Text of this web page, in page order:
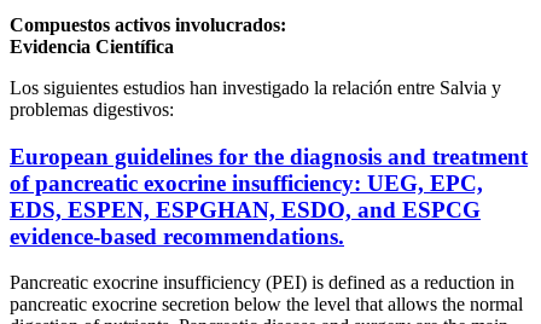
Compuestos activos involucrados:
Evidencia Científica
Los siguientes estudios han investigado la relación entre Salvia y
problemas digestivos:
European guidelines for the diagnosis and treatment
of pancreatic exocrine insufficiency: UEG, EPC,
EDS, ESPEN, ESPGHAN, ESDO, and ESPCG
evidence-based recommendations.
Pancreatic exocrine insufficiency (PEI) is defined as a reduction in
pancreatic exocrine secretion below the level that allows the normal